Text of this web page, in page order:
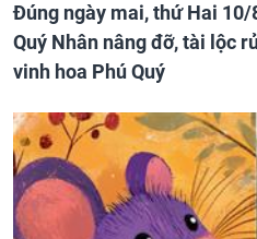
Đúng ngày mai, thứ Hai
Quý Nhân nâng đỡ, tài lộc
vinh hoa Phú Quý